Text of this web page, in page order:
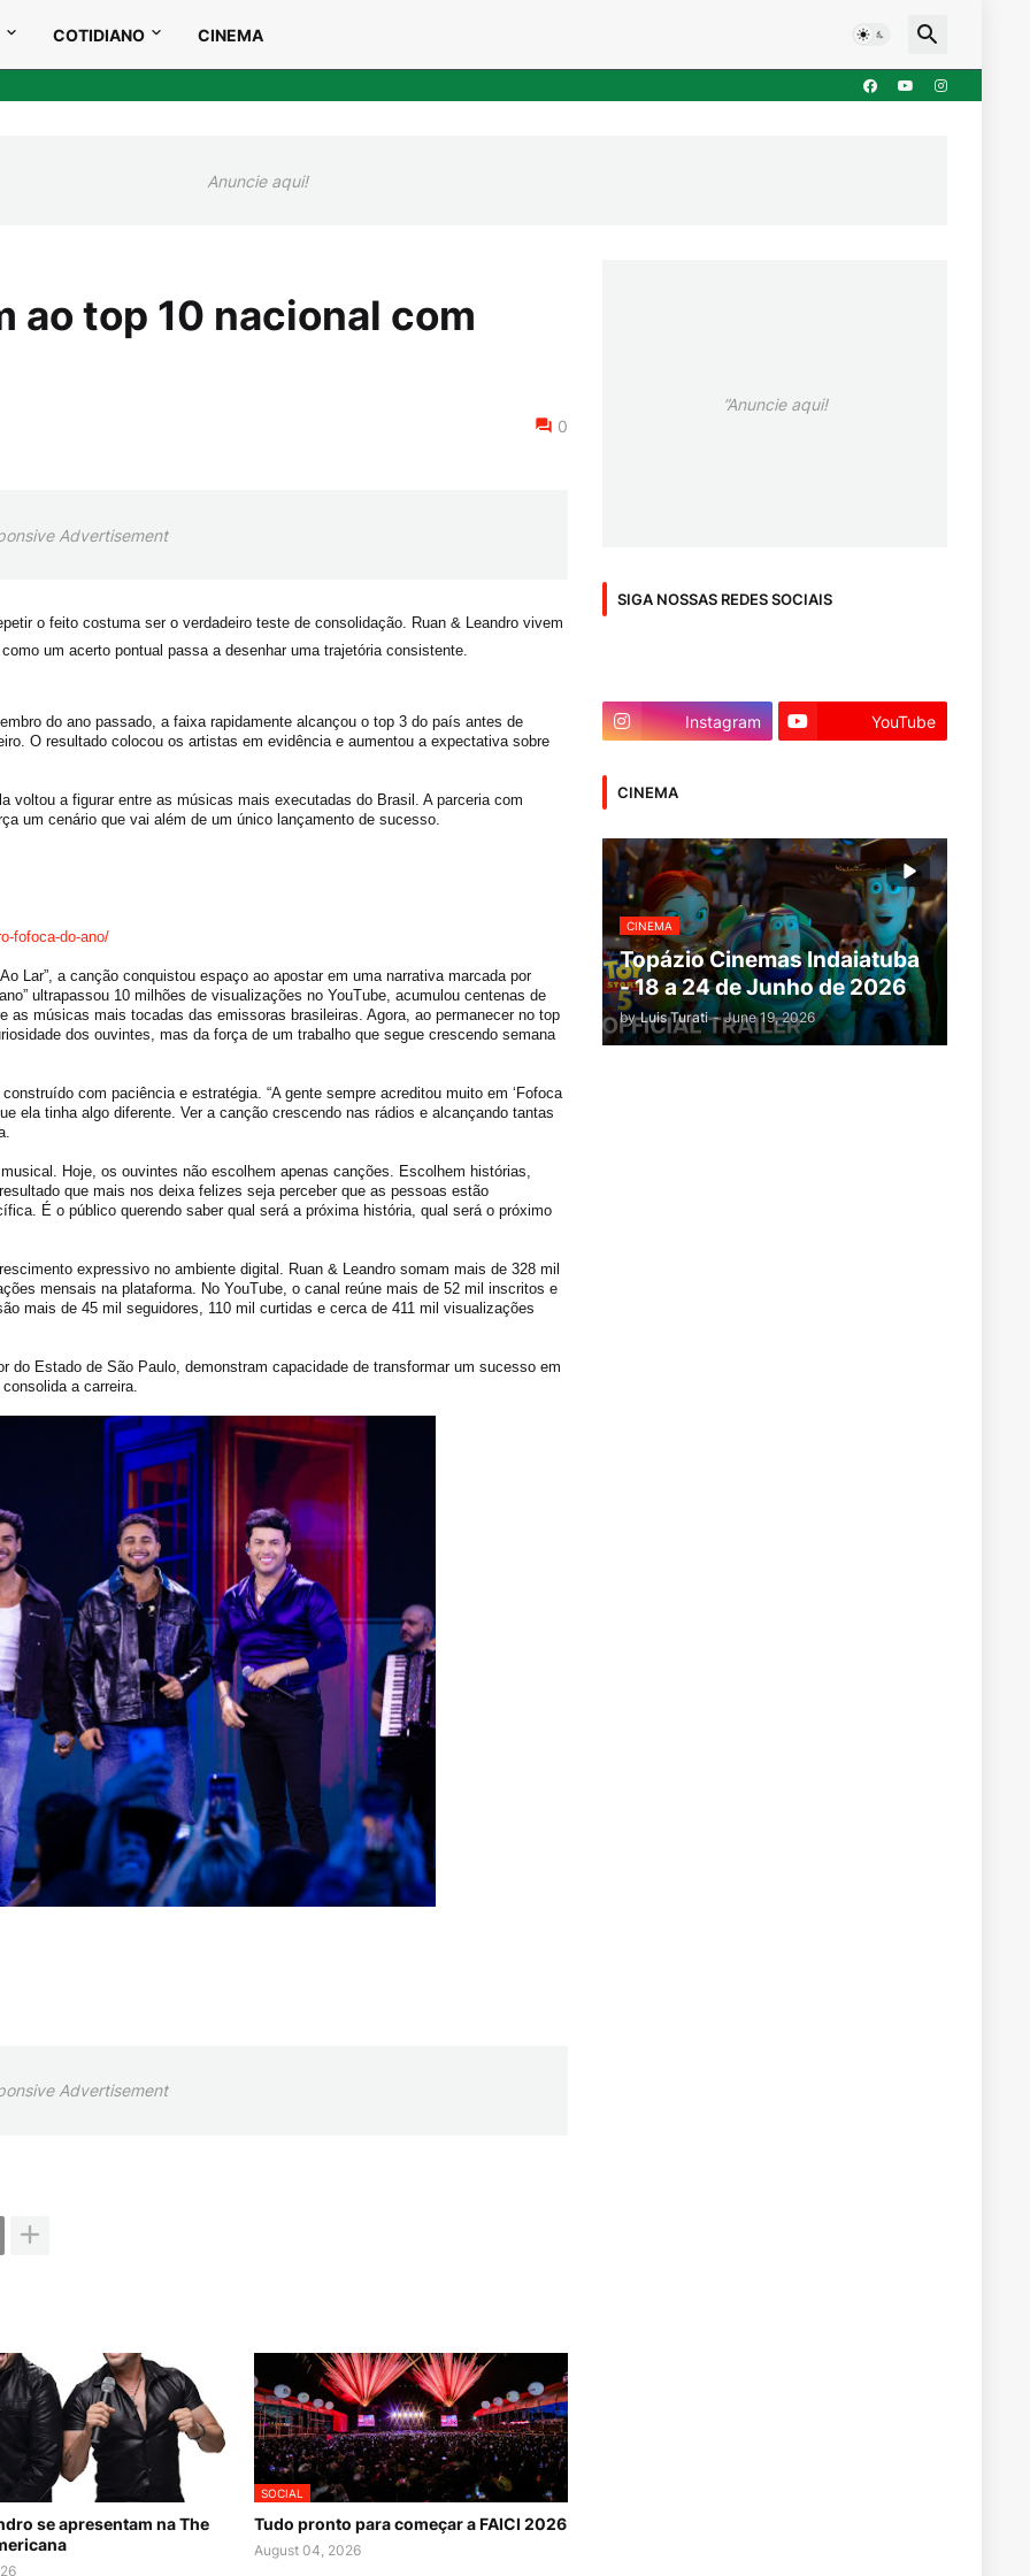
COTIDIANO CINEMA
Anuncie aqui!
ao top 10 nacional com
0
Advertisement
o feito costuma ser o verdadeiro teste de consolidação. Ruan & Leandro vivem
um acerto pontual passa a desenhar uma trajetória consistente.
do ano passado, a faixa rapidamente alcançou o top 3 do país antes de
O resultado colocou os artistas em evidência e aumentou a expectativa sobre
voltou a figurar entre as músicas mais executadas do Brasil. A parceria com
um cenário que vai além de um único lançamento de sucesso.
fofoca-do-ano/
Lar”, a canção conquistou espaço ao apostar em uma narrativa marcada por
ultrapassou 10 milhões de visualizações no YouTube, acumulou centenas de
as músicas mais tocadas das emissoras brasileiras. Agora, ao permanecer no top
dos ouvintes, mas da força de um trabalho que segue crescendo semana
com paciência e estratégia. “A gente sempre acreditou muito em ‘Fofoca
ela tinha algo diferente. Ver a canção crescendo nas rádios e alcançando tantas
Hoje, os ouvintes não escolhem apenas canções. Escolhem histórias,
que mais nos deixa felizes seja perceber que as pessoas estão
É o público querendo saber qual será a próxima história, qual será o próximo
expressivo no ambiente digital. Ruan & Leandro somam mais de 328 mil
mensais na plataforma. No YouTube, o canal reúne mais de 52 mil inscritos e
mais de 45 mil seguidores, 110 mil curtidas e cerca de 411 mil visualizações
do Estado de São Paulo, demonstram capacidade de transformar um sucesso em
a carreira.
Advertisement
se apresentam na The
SOCIAL
Tudo pronto para começar a FAICI 2026
August 04, 2026
”Anuncie aqui!
SIGA NOSSAS REDES SOCIAIS
Instagram YouTube
CINEMA
CINEMA
Topázio Cinemas Indaiatuba
- 18 a 24 de Junho de 2026
by Luis Turati - June 19, 2026